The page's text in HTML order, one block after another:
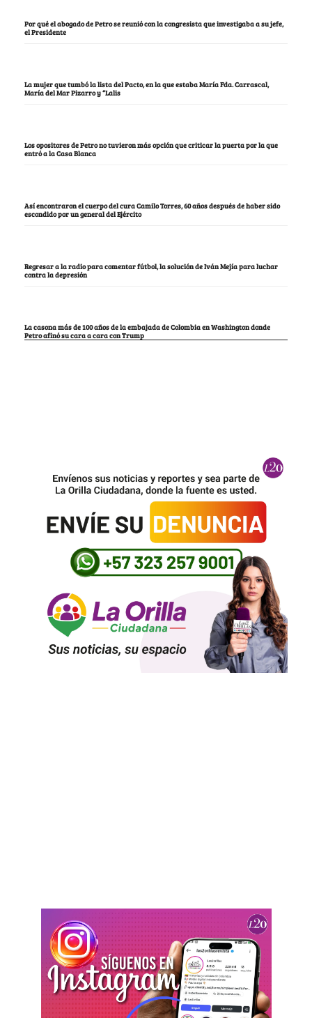
Por qué el abogado de Petro se reunió con la congresista que investigaba a su jefe,
el Presidente
La mujer que tumbó la lista del Pacto, en la que estaba María Fda. Carrascal,
María del Mar Pizarro y “Lalis
Los opositores de Petro no tuvieron más opción que criticar la puerta por la que
entró a la Casa Blanca
Así encontraron el cuerpo del cura Camilo Torres, 60 años después de haber sido
escondido por un general del Ejército
Regresar a la radio para comentar fútbol, la solución de Iván Mejía para luchar
contra la depresión
La casona más de 100 años de la embajada de Colombia en Washington donde
Petro afinó su cara a cara con Trump